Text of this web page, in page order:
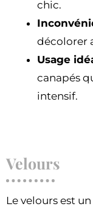
chic.
décolorer
Usage
canapés
intensif.
Velours
Le velours est